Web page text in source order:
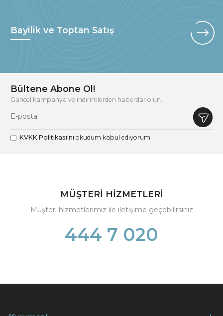
Bayilik ve Toptan Satış
Bültene Abone Ol!
Güncel kampanya ve indirimlerden haberdar olun.
KVKK Politikası'nı okudum kabul ediyorum.
MÜŞTERİ HİZMETLERİ
Müşteri hizmetlerimiz ile iletişime geçebilirsiniz
444 7 020